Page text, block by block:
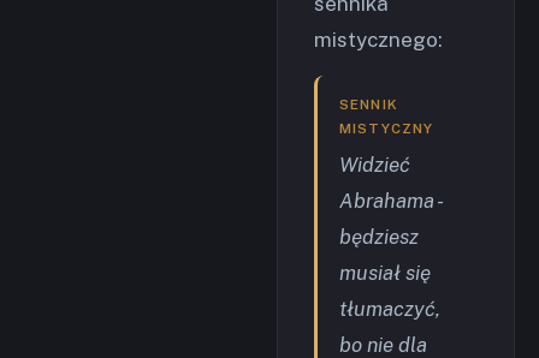
mistycznego:
SENNIK
MISTYCZNY
Widzieć
Abrahama -
będziesz
musiał się
tłumaczyć,
bo nie dla